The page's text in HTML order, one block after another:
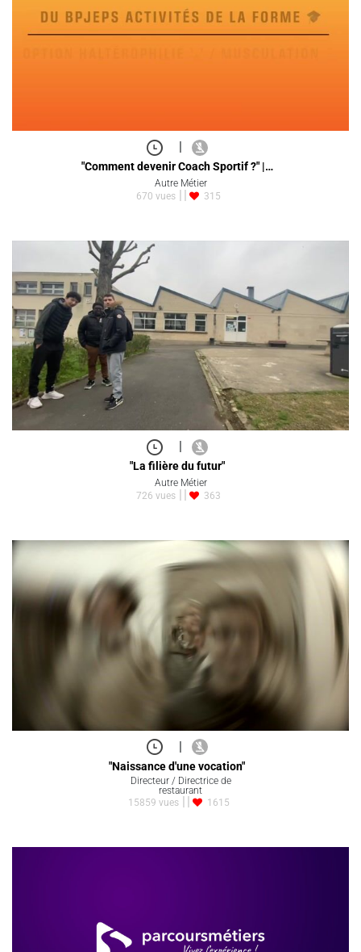
|
"Comment devenir Coach Sportif ?" |…
Autre Métier
670 vues
315
"La filière du futur"
Autre Métier
726 vues
363
|
"Naissance d'une vocation"
Directeur / Directrice de
restaurant
15859 vues
1615